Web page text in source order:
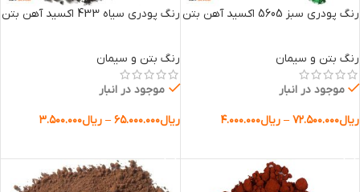
رنگ پودری سبز 5605 اکسید آهن بتن
رنگ بتن و سیمان
موجود در انبار
ریال۷۲.۵۰۰.۰۰۰ – ریال۴.۰۰۰.۰۰۰
رنگ پودری سیاه 433 اکسید آهن بتن
رنگ بتن و سیمان
موجود در انبار
ریال۶۵.۰۰۰.۰۰۰ – ریال۳.۵۰۰.۰۰۰